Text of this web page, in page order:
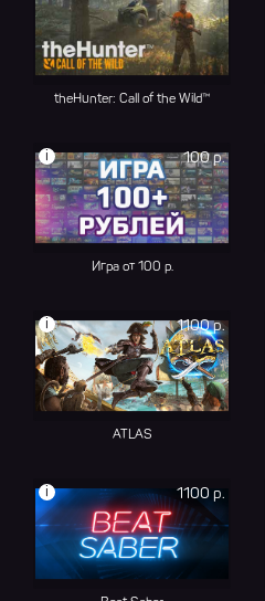
theHunter: Call of the Wild™
100 р.
i
Игра от 100 р.
1100 р.
i
ATLAS
1100 р.
i